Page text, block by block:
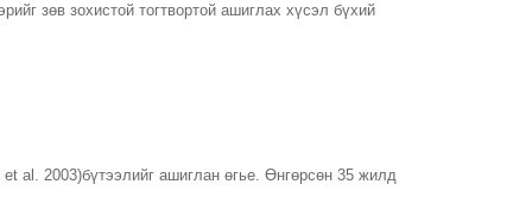
зөв зохистой тогтвортой ашиглах хүсэл бүхий
al. 2003)бүтээлийг ашиглан өгье. Өнгөрсөн 35 жилд